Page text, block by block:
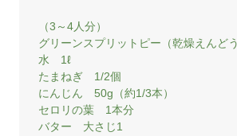
（3～4人分）
グリーンスプリットピー（乾燥えん
水 1ℓ
たまねぎ 1/2個
にんじん 50g（約1/3本）
セロリの葉 1本分
バター 大さじ1